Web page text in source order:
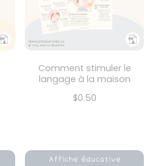
Comment stimuler le
langage à la maison
$0.50